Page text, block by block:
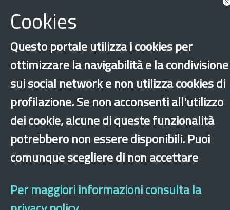
×
Cookies
Questo portale utilizza i cookies per
ottimizzare la navigabilità e la condivisione
sui social network e non utilizza cookies di
profilazione. Se non acconsenti all'utilizzo
dei cookie, alcune di queste funzionalità
potrebbero non essere disponibili. Puoi
comunque scegliere di non accettare
Per maggiori informazioni consulta la
Dichiarazione di accessibilità Mappa del sito Legal & Privacy
Contatti